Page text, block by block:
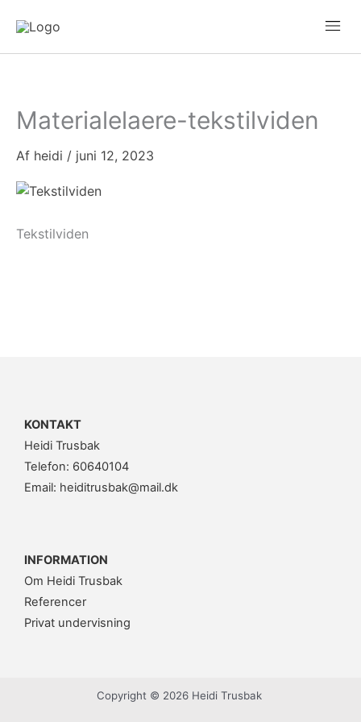
indholdet
Materialelaere-tekstilviden
Af heidi / juni 12, 2023
Tekstilviden
KONTAKT
Heidi Trusbak
Telefon: 60640104
Email: heiditrusbak@mail.dk
INFORMATION
Om Heidi Trusbak
Referencer
Privat undervisning
Copyright © 2026 Heidi Trusbak